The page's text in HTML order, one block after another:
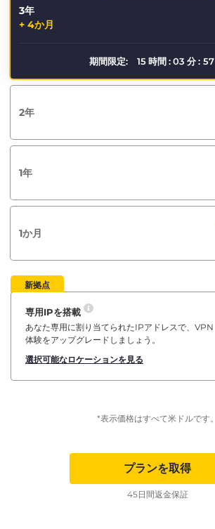
3年
+ 4か月
期間限定: 15時間:03 分: 57
2年
1年
1か月
新拠点
専用IPを搭載
あなた専用に割り当てられたIPアドレスで、VPN
体験をアップグレードしましょう。
選択可能なロケーションを見る
*表示価格はすべて米ドルです。
プランを取得
45日間返金保証